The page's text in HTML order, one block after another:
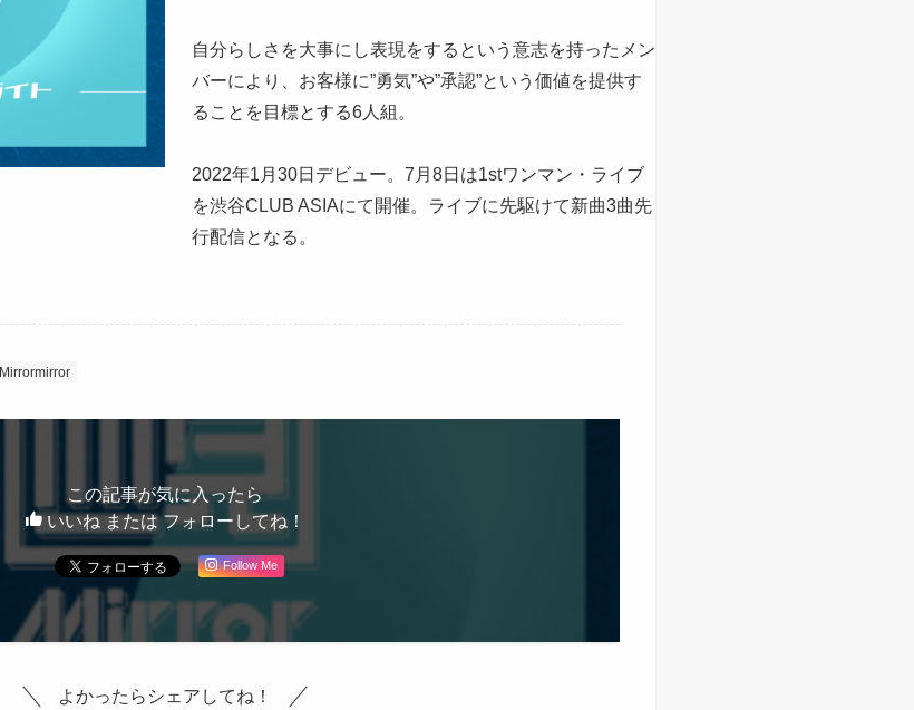
自分らしさを大事にし表現をするという意志を持ったメン
バーにより、お客様に”勇気”や”承認”という価値を提供す
ることを目標とする6人組。
2022年1月30日デビュー。7月8日は1stワンマン・ライブ
を渋谷CLUB ASIAにて開催。ライブに先駆けて新曲3曲先
行配信となる。
Mirrormirror
この記事が気に入ったら
いいね または フォローしてね！
Follow Me
よかったらシェアしてね！